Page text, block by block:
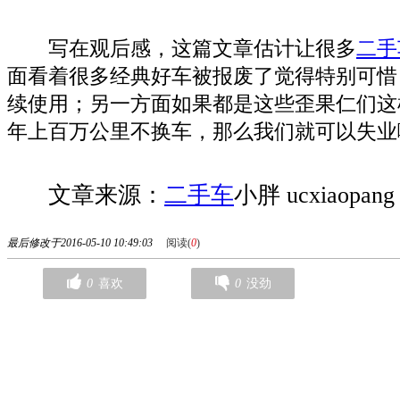
写在观后感，这篇文章估计让很多二
面看着很多经典好车被报废了觉得特别可
续使用；另一方面如果都是这些歪果仁们
年上百万公里不换车，那么我们就可以失
文章来源： 二手车小胖 ucxiaopang
最后修改于2016-05-10 10:49:03 阅读(0)
0 喜欢 0 没劲